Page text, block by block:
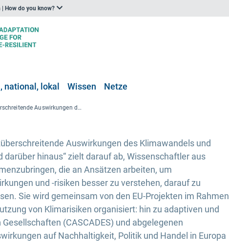
How do you know?
national, lokal Wissen Netze
Grenzüberschreitende Auswirkungen des Klimawandels und systemische Risiken in Europa und darüber hinaus
Auswirkungen des Klimawandels und
darüber hinaus“ zielt darauf ab, Wissenschaftler aus
die an Ansätzen arbeiten, um
und -risiken besser zu verstehen, darauf zu
Sie wird gemeinsam von den EU-Projekten im Rahmen
von Klimarisiken organisiert: hin zu adaptiven und
(CASCADES) und abgelegenen
auf Nachhaltigkeit, Politik und Handel in Europa